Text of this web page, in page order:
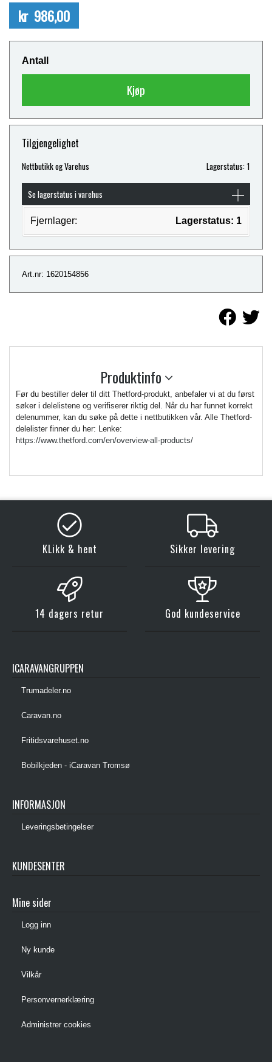
kr 986,00
Antall
Kjøp
Tilgjengelighet
Nettbutikk og Varehus Lagerstatus: 1
Se lagerstatus i varehus
Fjernlager: Lagerstatus: 1
Art.nr: 1620154856
Produktinfo
Før du bestiller deler til ditt Thetford-produkt, anbefaler vi at du først
søker i delelistene og verifiserer riktig del. Når du har funnet korrekt
delenummer, kan du søke på dette i nettbutikken vår. Alle Thetford-
delelister finner du her: Lenke:
https://www.thetford.com/en/overview-all-products/
KLikk & hent Sikker levering
14 dagers retur God kundeservice
ICARAVANGRUPPEN
Trumadeler.no
Caravan.no
Fritidsvarehuset.no
Bobilkjeden - iCaravan Tromsø
INFORMASJON
Leveringsbetingelser
KUNDESENTER
Mine sider
Logg inn
Ny kunde
Vilkår
Personvernerklæring
Administrer cookies